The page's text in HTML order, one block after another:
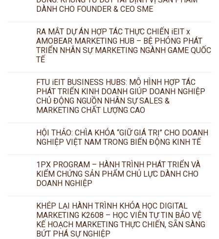
DÀNH CHO FOUNDER & CEO SME
RA MẮT DỰ ÁN HỢP TÁC THỰC CHIẾN iEIT x
AMOBEAR MARKETING HUB – BỆ PHÓNG PHÁT
TRIỂN NHÂN SỰ MARKETING NGÀNH GAME QUỐC
TẾ
FTU iEIT BUSINESS HUBS: MÔ HÌNH HỢP TÁC
PHÁT TRIỂN KINH DOANH GIÚP DOANH NGHIỆP
CHỦ ĐỘNG NGUỒN NHÂN SỰ SALES &
MARKETING CHẤT LƯỢNG CAO
HỘI THẢO: CHÌA KHÓA “GIỮ GIÁ TRỊ” CHO DOANH
NGHIỆP VIỆT NAM TRONG BIẾN ĐỘNG KINH TẾ
1PX PROGRAM – HÀNH TRÌNH PHÁT TRIỂN VÀ
KIỂM CHỨNG SẢN PHẨM CHỦ LỰC DÀNH CHO
DOANH NGHIỆP
KHÉP LẠI HÀNH TRÌNH KHÓA HỌC DIGITAL
MARKETING K2608 – HỌC VIÊN TỰ TIN BẢO VỆ
KẾ HOẠCH MARKETING THỰC CHIẾN, SẴN SÀNG
BỨT PHÁ SỰ NGHIỆP